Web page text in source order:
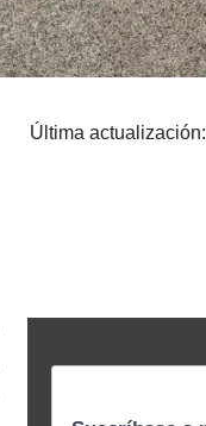
Última actualización: